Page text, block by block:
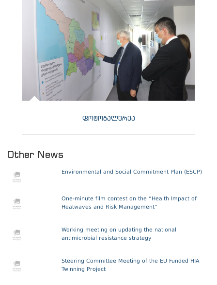
ფოტოგალერეა
Other News
Environmental and Social Commitment Plan (ESCP)
One-minute film contest on the “Health Impact of
Heatwaves and Risk Management”
Working meeting on updating the national
antimicrobial resistance strategy
Steering Committee Meeting of the EU Funded HIA
Twinning Project